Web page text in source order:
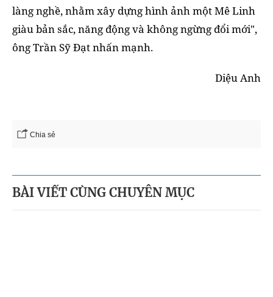
làng nghề, nhằm xây dựng hình ảnh một Mê Linh
giàu bản sắc, năng động và không ngừng đổi mới",
ông Trần Sỹ Đạt nhấn mạnh.
Diệu Anh
Chia sẻ
BÀI VIẾT CÙNG CHUYÊN MỤC